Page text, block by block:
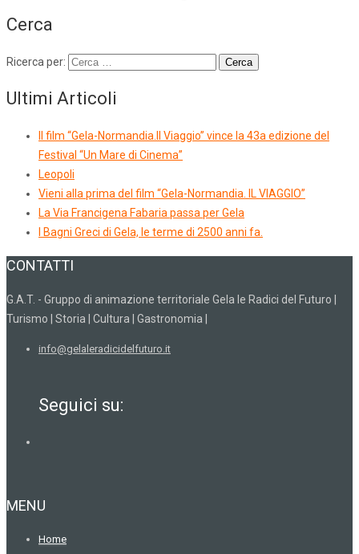
Cerca
Ricerca per:
Ultimi Articoli
Il film “Gela-Normandia.Il Viaggio” vince la 43a edizione del
Festival “Un Mare di Cinema”
Leopoli
Vieni alla prima del film “Gela-Normandia. IL VIAGGIO”
La Via Francigena Fabaria passa per Gela
I Bagni Greci di Gela, le terme di 2500 anni fa.
CONTATTI
G.A.T. - Gruppo di animazione territoriale Gela le Radici del Futuro |
Turismo | Storia | Cultura | Gastronomia |
info@gelaleradicidelfuturo.it
Seguici su:
MENU
Home